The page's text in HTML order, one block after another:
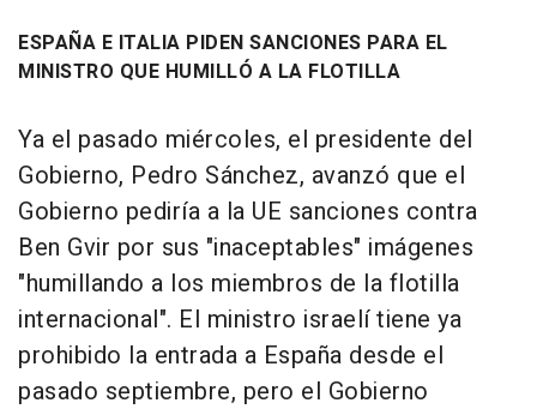
ESPAÑA E ITALIA PIDEN SANCIONES PARA EL
MINISTRO QUE HUMILLÓ A LA FLOTILLA
Ya el pasado miércoles, el presidente del
Gobierno, Pedro Sánchez, avanzó que el
Gobierno pediría a la UE sanciones contra
Ben Gvir por sus "inaceptables" imágenes
"humillando a los miembros de la flotilla
internacional". El ministro israelí tiene ya
prohibido la entrada a España desde el
pasado septiembre, pero el Gobierno